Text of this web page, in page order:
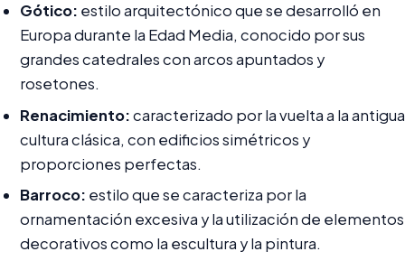
Gótico: estilo arquitectónico que se desarrolló en
Europa durante la Edad Media, conocido por sus
grandes catedrales con arcos apuntados y
rosetones.
Renacimiento:caracterizado por la vuelta a la antigua
cultura clásica, con edificios simétricos y
proporciones perfectas.
Barroco: estilo que se caracteriza por la
ornamentación excesiva y la utilización de elementos
decorativos como la escultura y la pintura.